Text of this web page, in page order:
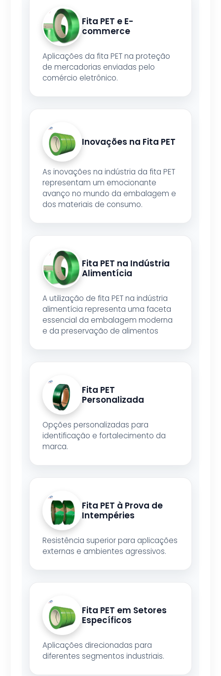
Fita PET e E-
commerce
Aplicações da fita PET na proteção
de mercadorias enviadas pelo
comércio eletrônico.
Inovações na Fita PET
As inovações na indústria da fita PET
representam um emocionante
avanço no mundo da embalagem e
dos materiais de consumo.
Fita PET na Indústria
Alimentícia
A utilização de fita PET na indústria
alimentícia representa uma faceta
essencial da embalagem moderna
e da preservação de alimentos
Fita PET
Personalizada
Opções personalizadas para
identificação e fortalecimento da
marca.
Fita PET à Prova de
Intempéries
Resistência superior para aplicações
externas e ambientes agressivos.
Fita PET em Setores
Específicos
Aplicações direcionadas para
diferentes segmentos industriais.